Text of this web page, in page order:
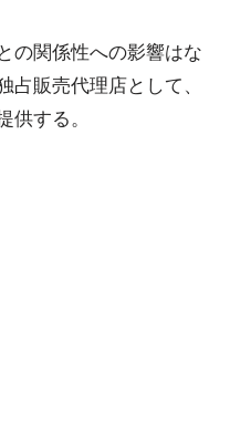
の関係性への影響はな
占販売代理店として、
供する。